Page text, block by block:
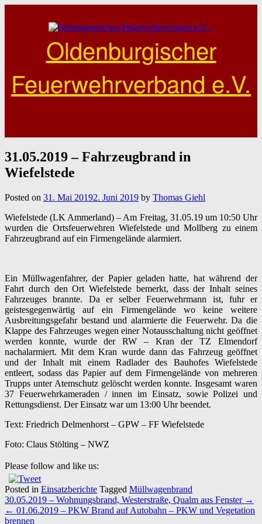
Oldenburgischer
Feuerwehrverband e.V.
31.05.2019 – Fahrzeugbrand in
Wiefelstede
Posted on 31. Mai 20192. Juni 2019 by Thomas Giehl
Wiefelstede (LK Ammerland) – Am Freitag, 31.05.19 um 10:50 Uhr
wurden die Ortsfeuerwehren Wiefelstede und Mollberg zu einem
Fahrzeugbrand auf ein Firmengelände alarmiert.
Ein Müllwagenfahrer, der Papier geladen hatte, hat während der
Fahrt durch den Ort Wiefelstede bemerkt, dass der Inhalt seines
Fahrzeuges brannte. Da er selber Feuerwehrmann ist, fuhr er
geistesgegenwärtig auf ein Firmengelände wo keine weitere
Ausbreitungsgefahr bestand und alarmierte die Feuerwehr. Da die
Klappe des Fahrzeuges wegen einer Notausschaltung nicht geöffnet
werden konnte, wurde der RW – Kran der TZ Elmendorf
nachalarmiert. Mit dem Kran wurde dann das Fahrzeug geöffnet
und der Inhalt mit einem Radlader des Bauhofes Wiefelstede
entleert, sodass das Papier auf dem Firmengelände von mehreren
Trupps unter Atemschutz gelöscht werden konnte. Insgesamt waren
37 Feuerwehrkameraden / innen im Einsatz, sowie Polizei und
Rettungsdienst. Der Einsatz war um 13:00 Uhr beendet.
Text: Friedrich Delmenhorst – GPW – FF Wiefelstede
Foto: Claus Stölting – NWZ
Please follow and like us:
Posted in Einsatzberichte Tagged Müllwagenbrand
Post
navigation
30.05.2019 – Wohnungsbrand, Westerstraße, Qualm aus Fenster →
← 01.06.2019 – PKW Brand auf Autobahn – PKW und Vegetation
brennen